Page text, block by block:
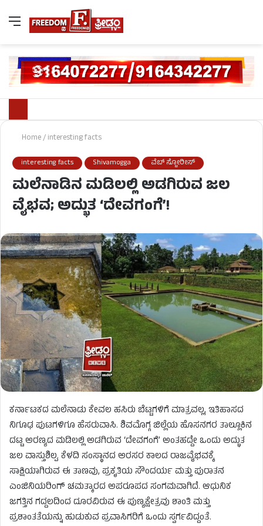
Home/interesting facts
interesting facts Shivamogga ವೆಬ್ ಸ್ಟೋರೀಸ್
ಮಲೆನಾಡಿನ ಮಡಿಲಲ್ಲಿ ಅಡಗಿರುವ ಜಲ
ವೈಭವ; ಅದ್ಭುತ ‘ದೇವಗಂಗೆ’!
ಕರ್ನಾಟಕದ ಮಲೆನಾಡು ಕೇವಲ ಹಸಿರು ಬೆಟ್ಟಗಳಿಗೆ ಮಾತ್ರವಲ್ಲ, ಇತಿಹಾಸದ
ನಿಗೂಢ ಪುಟಗಳಿಗೂ ಹೆಸರುವಾಸಿ. ಶಿವಮೊಗ್ಗ ಜಿಲ್ಲೆಯ ಹೊಸನಗರ ತಾಲ್ಲೂಕಿನ
ದಟ್ಟ ಅರಣ್ಯದ ಮಡಿಲಲ್ಲಿ ಅಡಗಿರುವ ‘ದೇವಗಂಗೆ’ ಅಂತಹದ್ದೇ ಒಂದು ಅದ್ಭುತ
ಜಲ ವಾಸ್ತುಶಿಲ್ಪ. ಕೆಳದಿ ಸಂಸ್ಥಾನದ ಅರಸರ ಕಾಲದ ರಾಜವೈಭವಕ್ಕೆ
ಸಾಕ್ಷಿಯಾಗಿರುವ ಈ ತಾಣವು, ಪ್ರಕೃತಿಯ ಸೌಂದರ್ಯ ಮತ್ತು ಪುರಾತನ
ಎಂಜಿನಿಯರಿಂಗ್ ಚಮತ್ಕಾರದ ಅಪರೂಪದ ಸಂಗಮವಾಗಿದೆ. ಆಧುನಿಕ
ಜಗತ್ತಿನ ಗದ್ದಲದಿಂದ ದೂರವಿರುವ ಈ ಪುಣ್ಯಕ್ಷೇತ್ರವು ಶಾಂತಿ ಮತ್ತು
ಪ್ರಶಾಂತತೆಯನ್ನು ಹುಡುಕುವ ಪ್ರವಾಸಿಗರಿಗೆ ಒಂದು ಸ್ವರ್ಗವಿದ್ದಂತೆ.